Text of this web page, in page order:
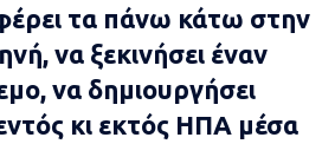
τα πάνω κάτω στην
να ξεκινήσει έναν
να δημιουργήσει
κι εκτός ΗΠΑ μέσα